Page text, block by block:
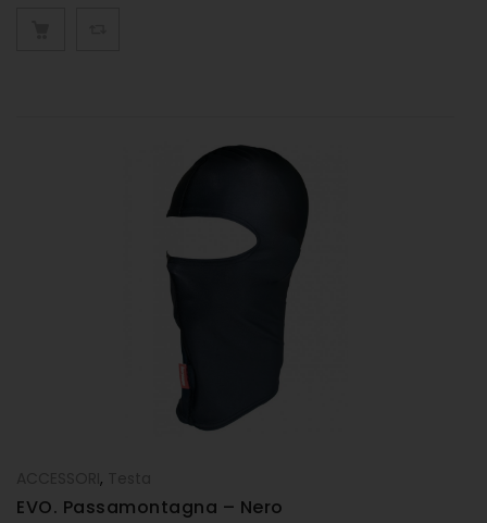
,
EVO. Passamontagna – Nero